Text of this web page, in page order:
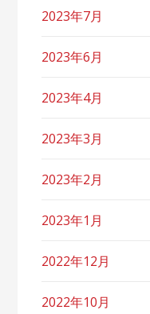
2023年7月
2023年6月
2023年4月
2023年3月
2023年2月
2023年1月
2022年12月
2022年10月